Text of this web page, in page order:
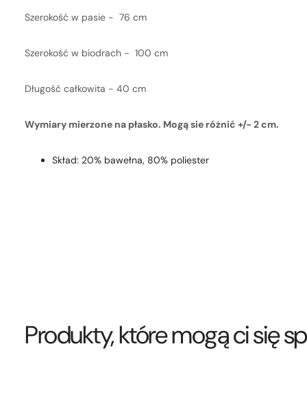
Szerokość w pasie - 76 cm
Szerokość w biodrach - 100 cm
Długość całkowita - 40 cm
Wymiary mierzone na płasko. Mogą sie różnić +/- 2 cm.
Skład: 20% bawełna, 80% poliester
Produkty, które mogą ci się